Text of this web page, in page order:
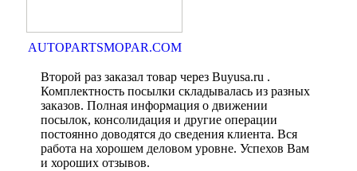
AUTOPARTSMOPAR.COM
Второй раз заказал товар через Buyusa.ru .
Комплектность посылки складывалась из разных
заказов. Полная информация о движении
посылок, консолидация и другие операции
постоянно доводятся до сведения клиента. Вся
работа на хорошем деловом уровне. Успехов Вам
и хороших отзывов.